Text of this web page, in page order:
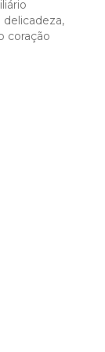
coração
em
têxtil da
e desperta o